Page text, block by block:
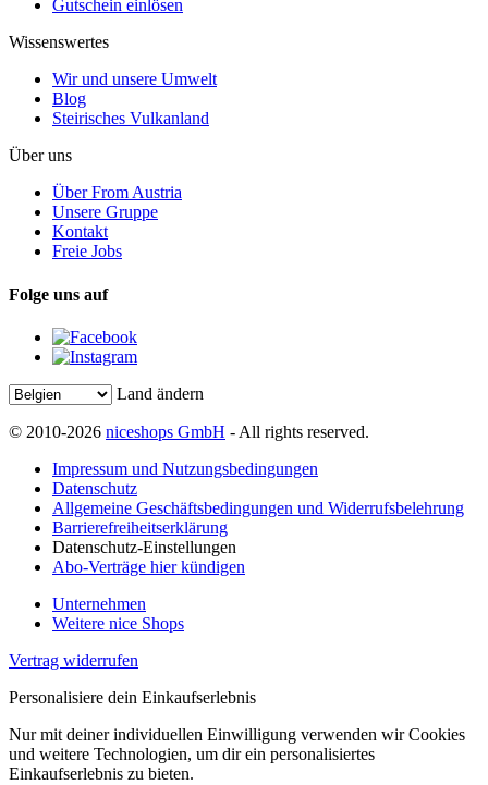
Gutschein einlösen
Wissenswertes
Wir und unsere Umwelt
Blog
Steirisches Vulkanland
Über uns
Über From Austria
Unsere Gruppe
Kontakt
Freie Jobs
Folge uns auf
Land ändern
© 2010-2026 niceshops GmbH - All rights reserved.
Impressum und Nutzungsbedingungen
Datenschutz
Allgemeine Geschäftsbedingungen und Widerrufsbelehrung
Barrierefreiheitserklärung
Datenschutz-Einstellungen
Abo-Verträge hier kündigen
Unternehmen
Weitere nice Shops
Vertrag widerrufen
Personalisiere dein Einkaufserlebnis
Nur mit deiner individuellen Einwilligung verwenden wir Cookies
und weitere Technologien, um dir ein personalisiertes
Einkaufserlebnis zu bieten.